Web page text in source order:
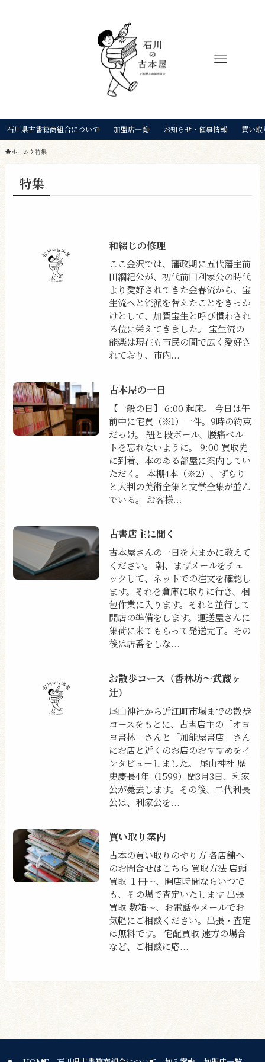
石川県古書籍商組合について 加盟店一覧 お知らせ・催事情報 買い取
ホーム 特集
特集
和綴じの修理
ここ金沢では、藩政期に五代藩主前
田綱紀公が、初代前田利家公の時代
より愛好されてきた金春流から、宝
生流へと流派を替えたことをきっか
けとして、加賀宝生と呼び慣わされ
る位に栄えてきました。 宝生流の
能楽は現在も市民の間で広く愛好さ
れており、市内...
古本屋の一日
【一般の日】 6:00 起床。 今日は午
前中に宅買（※1）一件。9時の約束
だっけ。 紐と段ボール、腰痛ベル
トを忘れないように。 9:00 買取先
に到着、本のある部屋に案内してい
ただく。 本棚4本（※2）、ずらり
と大判の美術全集と文学全集が並ん
でいる。 お客様...
古書店主に聞く
古本屋さんの一日を大まかに教えて
ください。 朝、まずメールをチェ
ックして、ネットでの注文を確認し
ます。それを倉庫に取りに行き、梱
包作業に入ります。それと並行して
開店の準備をします。運送屋さんに
集荷に来てもらって発送完了。その
後は店番をしな...
お散歩コース（香林坊〜武蔵ヶ
辻）
尾山神社から近江町市場までの散歩
コースをもとに、古書店主の「オヨ
ヨ書林」さんと「加能屋書店」さん
にお店と近くのお店のおすすめをイ
ンタビューしました。 尾山神社 歴
史慶長4年（1599）閏3月3日、利家
公が薨去します。その後、二代利長
公は、利家公を...
買い取り案内
古本の買い取りのやり方 各店舗へ
のお問合せはこちら 買取方法 店頭
買取 １冊〜、開店時間ならいつで
も、その場で査定いたします 出張
買取 数箱〜、お電話やメールでお
気軽にご相談ください。出張・査定
は無料です。 宅配買取 遠方の場合
など、ご相談に応...